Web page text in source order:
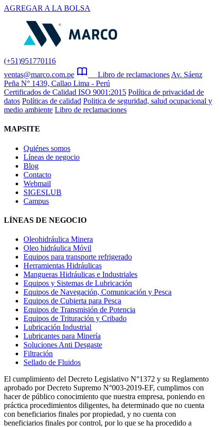
AGREGAR A LA BOLSA
(+51)951770116
ventas@marco.com.pe
Libro de reclamaciones Av. Sáenz
Peña N° 1439, Callao Lima - Perú
Certificados de Calidad ISO 9001:2015 Política de privacidad de
datos Políticas de calidad Politica de seguridad, salud ocupacional y
medio ambiente Libro de reclamaciones
MAPSITE
Quiénes somos
Líneas de negocio
Blog
Contacto
Webmail
SIGESLUB
Campus
LÍNEAS DE NEGOCIO
Oleohidráulica Minera
Oleo hidráulica Móvil
Equipos para transporte refrigerado
Herramientas Hidráulicas
Mangueras Hidráulicas e Industriales
Equipos y Sistemas de Lubricación
Equipos de Navegación, Comunicación y Pesca
Equipos de Cubierta para Pesca
Equipos de Transmisión de Potencia
Equipos de Trituración y Cribado
Lubricación Industrial
Lubricantes para Minería
Soluciones Anti Desgaste
Filtración
Sellado de Fluidos
El cumplimiento del Decreto Legislativo N°1372 y su Reglamento
aprobado por Decreto Supremo N°003-2019-EF, cumplimos con
hacer de público conocimiento que nuestra empresa, poniendo en
práctica procedimientos diligentes, ha determinado que no cuenta
con beneficiarios finales por propiedad, y no cuenta con
beneficiarios finales por control, por lo que se ha procedido a